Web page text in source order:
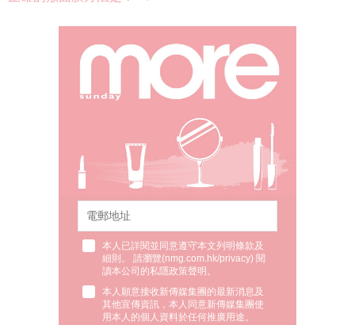
本人已詳閱並同意遵守本文列明條款及
細則。 請瀏覽(nmg.com.hk/privacy) 閱
讀本公司的私隱政策聲明。
本人願意接收新傳媒集團的最新消息及
其他宣傳資訊，本人同意新傳媒集團使
用本人的個人資料於任何推廣用途。